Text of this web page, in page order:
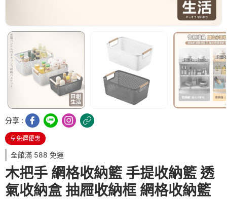
分享 :
享免運優惠
全館滿 588 免運
木把手 網格收納籃 手提收納籃 透
氣收納盒 抽屜收納框 網格收納籃